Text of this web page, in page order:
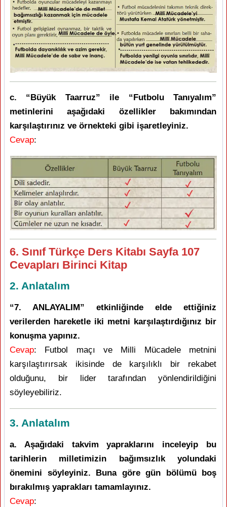
c. “Büyük Taarruz” ile “Futbolu Tanıyalım”
metinlerini aşağıdaki özellikler bakımından
karşılaştırınız ve örnekteki gibi işaretleyiniz.
Cevap:
6. Sınıf Türkçe Ders Kitabı Sayfa 107
Cevapları Birinci Kitap
2. Anlatalım
“7. ANLAYALIM” etkinliğinde elde ettiğiniz
verilerden hareketle iki metni karşılaştırdığınız bir
konuşma yapınız.
Cevap: Futbol maçı ve Milli Mücadele metnini
karşılaştırırsak ikisinde de karşılıklı bir rekabet
olduğunu, bir lider tarafından yönlendirildiğini
söyleyebiliriz.
3. Anlatalım
a. Aşağıdaki takvim yapraklarını inceleyip bu
tarihlerin milletimizin bağımsızlık yolundaki
önemini söyleyiniz. Buna göre gün bölümü boş
bırakılmış yaprakları tamamlayınız.
Cevap: